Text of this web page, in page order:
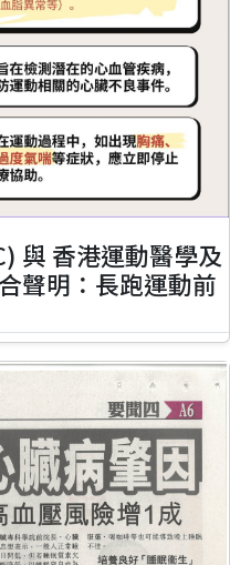
與 香港運動醫學及
聲明：長跑運動前